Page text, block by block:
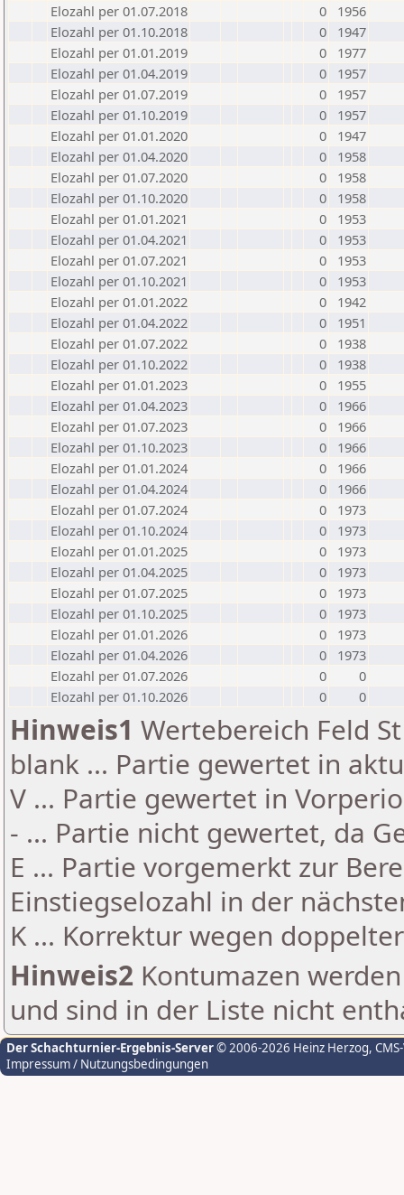
Elozahl per 01.07.2018
0
1956
Elozahl per 01.10.2018
0
1947
Elozahl per 01.01.2019
0
1977
Elozahl per 01.04.2019
0
1957
Elozahl per 01.07.2019
0
1957
Elozahl per 01.10.2019
0
1957
Elozahl per 01.01.2020
0
1947
Elozahl per 01.04.2020
0
1958
Elozahl per 01.07.2020
0
1958
Elozahl per 01.10.2020
0
1958
Elozahl per 01.01.2021
0
1953
Elozahl per 01.04.2021
0
1953
Elozahl per 01.07.2021
0
1953
Elozahl per 01.10.2021
0
1953
Elozahl per 01.01.2022
0
1942
Elozahl per 01.04.2022
0
1951
Elozahl per 01.07.2022
0
1938
Elozahl per 01.10.2022
0
1938
Elozahl per 01.01.2023
0
1955
Elozahl per 01.04.2023
0
1966
Elozahl per 01.07.2023
0
1966
Elozahl per 01.10.2023
0
1966
Elozahl per 01.01.2024
0
1966
Elozahl per 01.04.2024
0
1966
Elozahl per 01.07.2024
0
1973
Elozahl per 01.10.2024
0
1973
Elozahl per 01.01.2025
0
1973
Elozahl per 01.04.2025
0
1973
Elozahl per 01.07.2025
0
1973
Elozahl per 01.10.2025
0
1973
Elozahl per 01.01.2026
0
1973
Elozahl per 01.04.2026
0
1973
Elozahl per 01.07.2026
0
0
Elozahl per 01.10.2026
0 0
Hinweis1 Wertebereich Feld
blank ... Partie gewertet in
V ... Partie gewertet in
- ... Partie nicht gewertet, da
E ... Partie vorgemerkt zur
Einstiegselozahl in der
K ... Korrektur wegen
Hinweis2 Kontumazen
und sind in der Liste nicht
Der Schachturnier-Ergebnis-Server© 2006-2026 Heinz Herzog,
Impressum / Nutzungsbedingungen